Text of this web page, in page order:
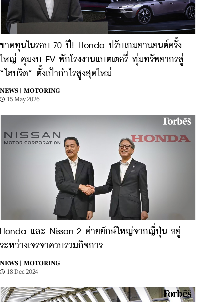
ขาดทุนในรอบ 70 ปี! Honda ปรับเกมยานยนต์ครั้ง
ใหญ่ คุมงบ EV-พักโรงงานแบตเตอรี่ ทุ่มทรัพยากรสู่
“ไฮบริด” ตั้งเป้ากำไรสูงสุดใหม่
NEWS |
MOTORING
15 May 2026
Honda และ Nissan 2 ค่ายยักษ์ใหญ่จากญี่ปุ่น อยู่
ระหว่างเจรจาควบรวมกิจการ
NEWS |
MOTORING
18 Dec 2024